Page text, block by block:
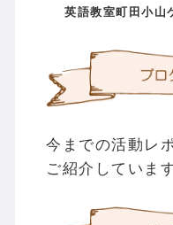
英語教室町田小山
今までの活動レ
ご紹介しています